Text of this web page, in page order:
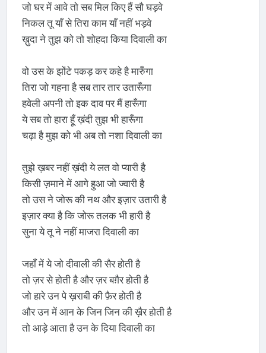
जो घर में आवे तो सब मिल किए हैं सौ घड़वे
निकल तू याँ से तिरा काम याँ नहीं भड़वे
ख़ुदा ने तुझ को तो शोहदा किया दिवाली का
वो उस के झोंटे पकड़ कर कहे है मारुँगा
तिरा जो गहना है सब तार तार उतारूँगा
हवेली अपनी तो इक दाव पर मैं हारूँगा
ये सब तो हारा हूँ ख़ंदी तुझ भी हारूँगा
चढ़ा है मुझ को भी अब तो नशा दिवाली का
तुझे ख़बर नहीं ख़ंदी ये लत वो प्यारी है
किसी ज़माने में आगे हुआ जो ज्वारी है
तो उस ने जोरू की नथ और इज़ार उतारी है
इज़ार क्या है कि जोरू तलक भी हारी है
सुना ये तू ने नहीं माजरा दिवाली का
जहाँ में ये जो दीवाली की सैर होती है
तो ज़र से होती है और ज़र बग़ैर होती है
जो हारे उन पे ख़राबी की फ़ैर होती है
और उन में आन के जिन जिन की ख़ैर होती है
तो आड़े आता है उन के दिया दिवाली का